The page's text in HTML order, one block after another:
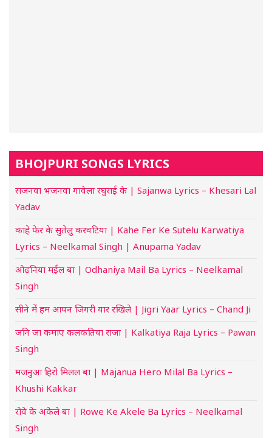
BHOJPURI SONGS LYRICS
सजनवा भजनवा गावेला रघुराई के | Sajanwa Lyrics – Khesari Lal
Yadav
काहे फेर के सुतेलु करवटिया | Kahe Fer Ke Sutelu Karwatiya
Lyrics – Neelkamal Singh | Anupama Yadav
ओढ़निया मईल बा | Odhaniya Mail Ba Lyrics – Neelkamal
Singh
सीने में हम आपन जिगरी यार रखिले | Jigri Yaar Lyrics – Chand Ji
जनि जा कमाए कलकतिया राजा | Kalkatiya Raja Lyrics – Pawan
Singh
मजनुआ हिरो मिलल बा | Majanua Hero Milal Ba Lyrics –
Khushi Kakkar
रोवे के अकेले बा | Rowe Ke Akele Ba Lyrics – Neelkamal
Singh